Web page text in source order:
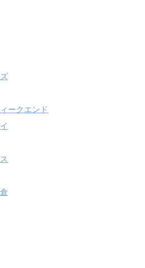
ークエンド